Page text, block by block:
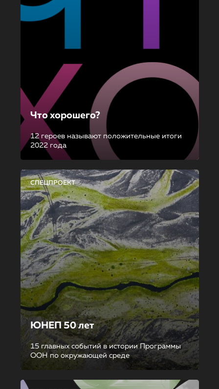
Что хорошего?
12 героев называют положительные итоги
2022 года
СПЕЦПРОЕКТ
ЮНЕП 50 лет
15 главных событий в истории Программы
ООН по окружающей среде